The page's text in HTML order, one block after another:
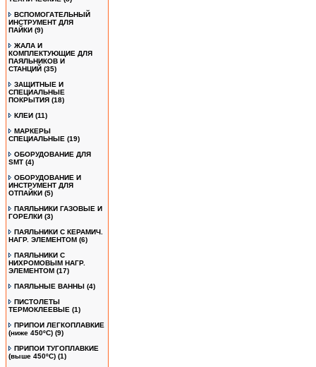
ВСПОМОГАТЕЛЬНЫЙ
ИНСТРУМЕНТ ДЛЯ
ПАЙКИ (9)
ЖАЛА И
КОМПЛЕКТУЮЩИЕ ДЛЯ
ПАЯЛЬНИКОВ И
СТАНЦИЙ (35)
ЗАЩИТНЫЕ И
СПЕЦИАЛЬНЫЕ
ПОКРЫТИЯ (18)
КЛЕИ (11)
МАРКЕРЫ
СПЕЦИАЛЬНЫЕ (19)
ОБОРУДОВАНИЕ ДЛЯ
SMT (4)
ОБОРУДОВАНИЕ И
ИНСТРУМЕНТ ДЛЯ
ОТПАЙКИ (5)
ПАЯЛЬНИКИ ГАЗОВЫЕ И
ГОРЕЛКИ (3)
ПАЯЛЬНИКИ С КЕРАМИЧ.
НАГР. ЭЛЕМЕНТОМ (6)
ПАЯЛЬНИКИ С
НИХРОМОВЫМ НАГР.
ЭЛЕМЕНТОМ (17)
ПАЯЛЬНЫЕ ВАННЫ (4)
ПИСТОЛЕТЫ
ТЕРМОКЛЕЕВЫЕ (1)
ПРИПОИ ЛЕГКОПЛАВКИЕ
(ниже 450ºС) (9)
ПРИПОИ ТУГОПЛАВКИЕ
(выше 450ºС) (1)